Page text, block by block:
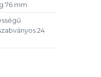
76 mm
24